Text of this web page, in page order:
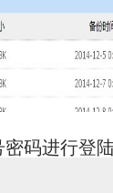
码进行登